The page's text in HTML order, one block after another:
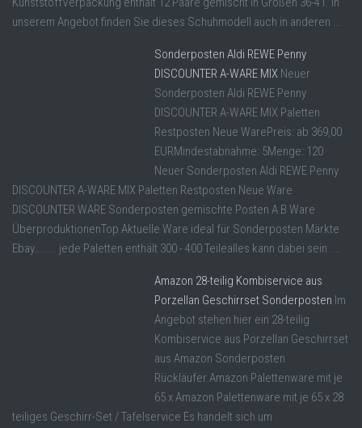
unserem Angebot finden Sie dieses Schuhmodell auch in anderen ...
Sonderposten Aldi REWE Penny
DISCOUNTER A-WARE MIX Neuer
Sonderposten Aldi REWE Penny
DISCOUNTER A-WARE MIX Paletten
Restposten Neue WarePreis: ab 369,00
EURMindestabnahme: 5Menge: 120
Neuer Sonderposten Aldi REWE Penny
DISCOUNTER A-WARE MIX Paletten Restposten Neue Ware
DISCOUNTER WARE Sonderposten gemischte Posten A B Ware
ÜberproduktionenTop Aktuelle Ware ideal für Sonderposten Märkte
Ebay....... jede Paletten enthält 300 - 400 Teilealles kann dabei sein ...
Amazon 28-teilig Kombiservice aus
Porzellan Geschirrset Sonderposten Im
Angebot stehen hier ein 28-teilig
Kombiservice aus Porzellan Geschirrset
aus Amazon Sonderposten
Rückläufer.Amazon Palettenware mit je
65 x Amazon Palettenware mit je 65 x 28
teiliges Geschirr-Set / Tafelservice Es handelt sich um